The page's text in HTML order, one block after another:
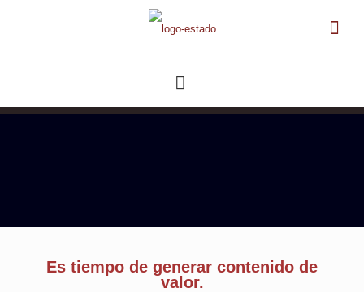
Es tiempo de generar contenido de
valor.